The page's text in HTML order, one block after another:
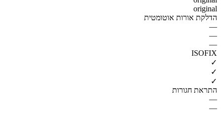
original
הדלקת אורות אוטומטית
—
—
—
ISOFIX
✓
✓
✓
התראת חגורות
—
—